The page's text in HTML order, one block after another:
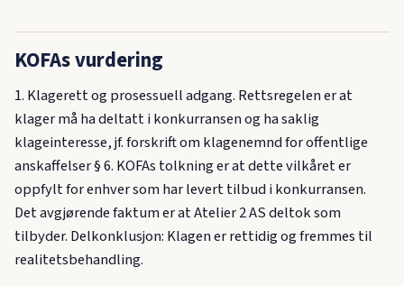
KOFAs vurdering
1. Klagerett og prosessuell adgang. Rettsregelen er at
klager må ha deltatt i konkurransen og ha saklig
klageinteresse, jf. forskrift om klagenemnd for offentlige
anskaffelser § 6. KOFAs tolkning er at dette vilkåret er
oppfylt for enhver som har levert tilbud i konkurransen.
Det avgjørende faktum er at Atelier 2 AS deltok som
tilbyder. Delkonklusjon: Klagen er rettidig og fremmes til
realitetsbehandling.